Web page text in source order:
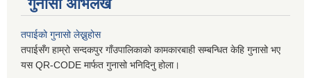
गुनासो अभिलेख
तपाईको गुनासो लेख्नुहोस
तपाईसँग हाम्रो सन्दकपुर गाँउपालिकाको कामकारबाही सम्बन्धित केहि गुनासो भए
यस QR-CODE मार्फत गुनासो भनिदिनु होला।